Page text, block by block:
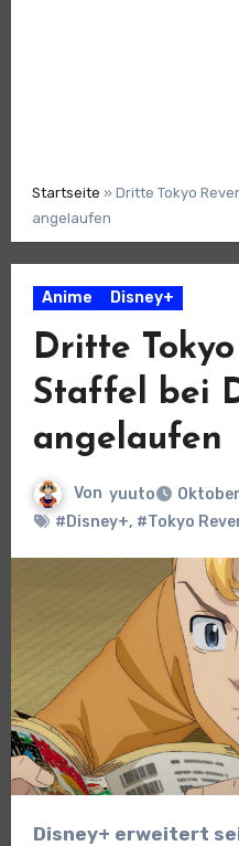
Startseite » Dritte Tokyo
angelaufen
Anime Disney+
Dritte
Staffel bei
angelaufen
Von yuuto
#Disney+, #Tokyo
Disney+ erweitert sein Anime-Programm